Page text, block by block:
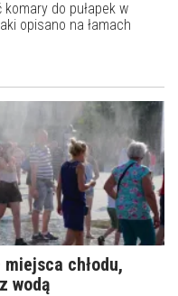
do pułapek w
opisano na łamach
chłodu,
wodą